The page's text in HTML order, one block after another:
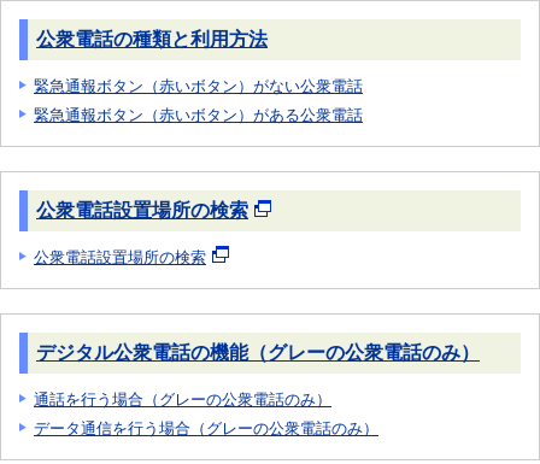
公衆電話の種類と利用方法
緊急通報ボタン（赤いボタン）がない公衆電話
緊急通報ボタン（赤いボタン）がある公衆電話
公衆電話設置場所の検索
公衆電話設置場所の検索
デジタル公衆電話の機能（グレーの公衆電話のみ）
通話を行う場合（グレーの公衆電話のみ）
データ通信を行う場合（グレーの公衆電話のみ）